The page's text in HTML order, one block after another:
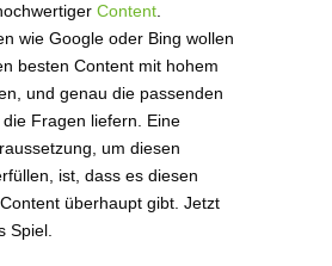
Content.
wie Google oder Bing wollen
besten Content mit hohem
und genau die passenden
Fragen liefern. Eine
um diesen
ist, dass es diesen
überhaupt gibt. Jetzt
Spiel.